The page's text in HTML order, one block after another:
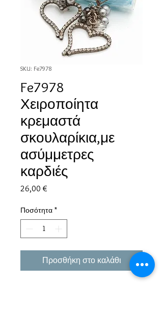
SKU: Fe7978
Fe7978
Χειροποίητα
κρεμαστά
σκουλαρίκια,με
ασύμμετρες
καρδιές
26,00 €
Ποσότητα *
Προσθήκη στο καλάθι